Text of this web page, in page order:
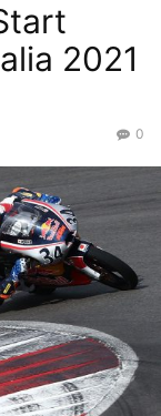
2021
0